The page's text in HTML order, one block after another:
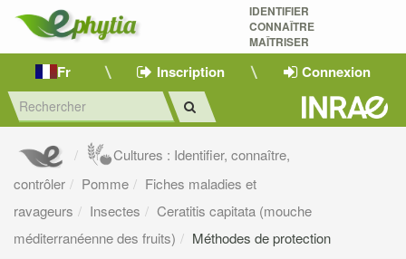
IDENTIFIER
CONNAÎTRE
MAÎTRISER
Fr Inscription Connexion
Cultures : Identifier, connaître,
contrôler
Pomme
Fiches maladies et
ravageurs
Insectes
Ceratitis capitata (mouche
méditerranéenne des fruits)
Méthodes de protection